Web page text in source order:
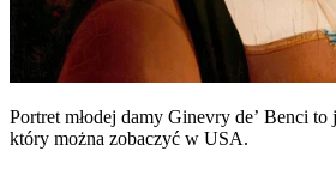
Portret młodej damy Ginevry de’ Benci
który można zobaczyć w USA.